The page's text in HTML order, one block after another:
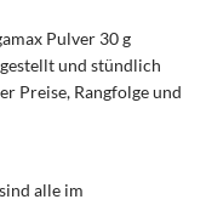
Pulver 30 g
und stündlich
Preise, Rangfolge und
alle im